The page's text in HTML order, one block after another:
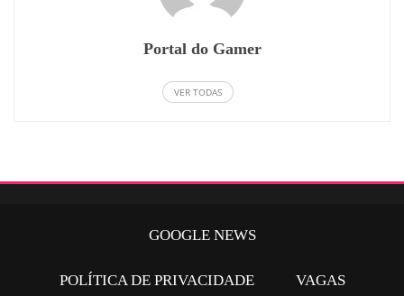
Portal do Gamer
VER TODAS
GOOGLE NEWS
POLÍTICA DE PRIVACIDADE VAGAS